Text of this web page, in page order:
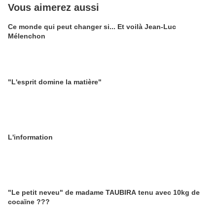
Vous aimerez aussi
Ce monde qui peut changer si... Et voilà Jean-Luc
Mélenchon
"L'esprit domine la matière"
L'information
"Le petit neveu" de madame TAUBIRA tenu avec 10kg de
cocaïne ???